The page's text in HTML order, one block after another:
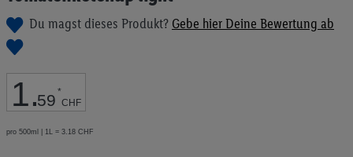
Du magst dieses Produkt? Gebe hier Deine Bewertung ab
1.59 *
CHF
pro 500ml | 1L = 3.18 CHF
springen